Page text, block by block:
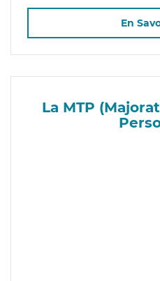
En
La MTP